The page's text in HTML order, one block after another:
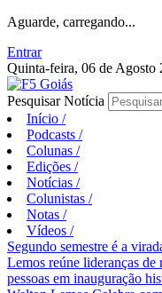
Aguarde, carregando...
Entrar
Quinta-feira, 06 de Agosto
Pesquisar Notícia
Início /
Podcasts /
Colunas /
Edições /
Notícias /
Colunistas /
Notas /
Vídeos /
Segundo semestre é a
Lemos reúne lideranças
pessoas em inauguração